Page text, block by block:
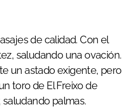
de calidad. Con el
saludando una ovación.
un astado exigente, pero
toro de El Freixo de
palmas.